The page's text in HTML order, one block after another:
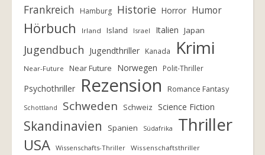
Frankreich Hamburg Historie Horror Humor
Hörbuch Irland Island Israel Italien Japan
Jugendbuch Jugendthriller Kanada Krimi
Near-Future Near Future Norwegen Polit-Thriller
Psychothriller Rezension Romance Fantasy
Schottland Schweden Schweiz Science Fiction
Skandinavien Spanien Südafrika Thriller
USA Wissenschafts-Thriller Wissenschaftsthriller